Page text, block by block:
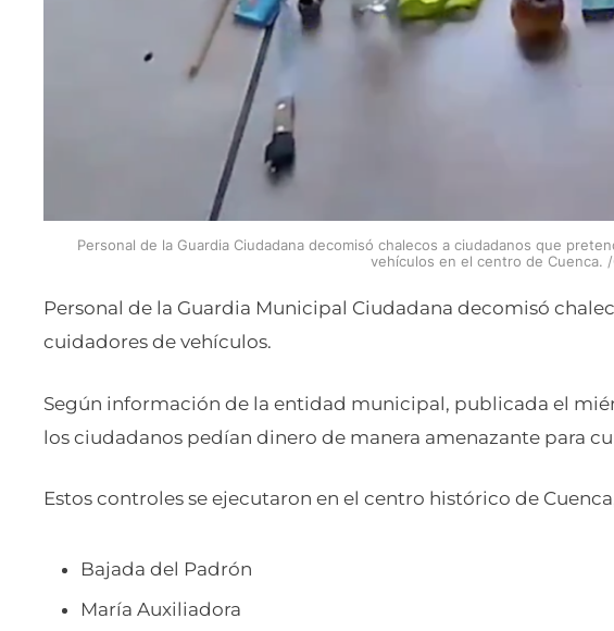
Personal de la Guardia Ciudadana decomisó chalecos a ciudadanos que
vehículos en el centro de Cuenca.
Personal de la Guardia Municipal Ciudadana decomisó
cuidadores de vehículos.
Según información de la entidad municipal, publicada el
los ciudadanos pedían dinero de manera amenazante para
Estos controles se ejecutaron en el centro histórico de
Bajada del Padrón
María Auxiliadora